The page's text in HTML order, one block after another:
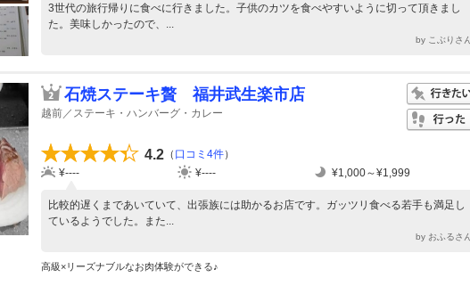
3世代の旅行帰りに食べに行きました。子供のカツを食べやすいように切って頂きまし
た。美味しかったので、...
by こぶりさん
石焼ステーキ贅 福井武生楽市店
越前／ステーキ・ハンバーグ・カレー
4.2 （ 口コミ4件）
¥----
¥---- ¥1,000～¥1,999
比較的遅くまであいていて、出張族には助かるお店です。ガッツリ食べる若手も満足し
ているようでした。また...
by おふるさん
高級×リーズナブルなお肉体験ができる♪